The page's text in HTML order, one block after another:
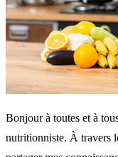
Bonjour à toutes et à
nutritionniste. À travers